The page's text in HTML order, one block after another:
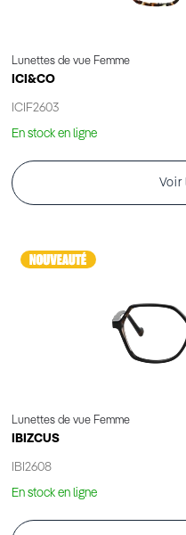
Lunettes de vue Femme
ICI&CO
ICIF2603
En stock en ligne
Voir
Lunettes de vue Femme
IBIZCUS
IBI2608
En stock en ligne